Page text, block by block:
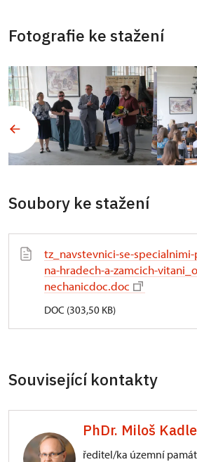
Fotografie ke stažení
Soubory ke stažení
tz_navstevnici-se-
na-hradech-a-zamcich-
nechanicdoc.doc
DOC (303,50 KB)
Související kontakty
PhDr. Miloš
ředitel/ka územní